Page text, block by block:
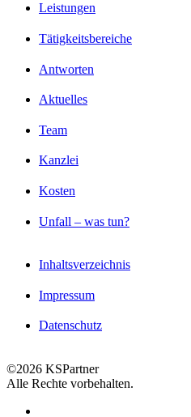
Leistungen
Tätigkeitsbereiche
Antworten
Aktuelles
Team
Kanzlei
Kosten
Unfall – was tun?
Inhaltsverzeichnis
Impressum
Datenschutz
©2026 KSPartner
Alle Rechte vorbehalten.